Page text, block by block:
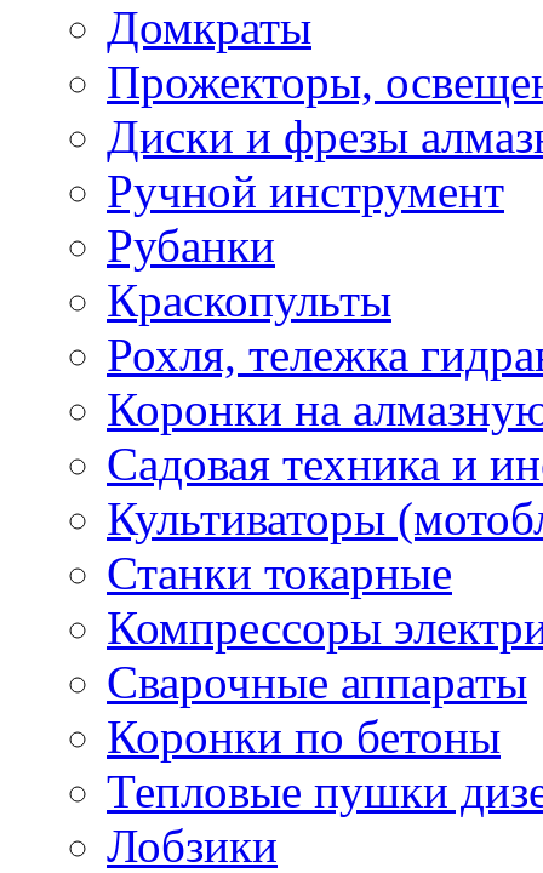
Домкраты
Прожекторы,
Диски и фрезы
Ручной инструмент
Рубанки
Краскопульты
Рохля, тележка
Коронки на
Садовая техника и
Культиваторы
Станки токарные
Компрессоры
Сварочные аппараты
Коронки по бетоны
Тепловые пушки
Лобзики